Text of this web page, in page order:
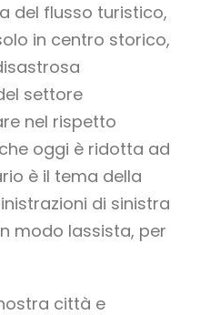
del flusso turistico,
in centro storico,
settore
nel rispetto
che oggi è ridotta ad
è il tema della
di sinistra
modo lassista, per
città e